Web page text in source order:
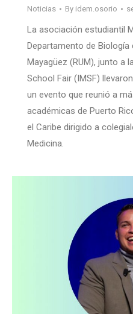
Noticias By idem.osorio
La asociación estudiantil
Departamento de Biología
Mayagüez (RUM), junto a
School Fair (IMSF)
un evento que reunió a
académicas de Puerto
el Caribe dirigido a
Medicina.